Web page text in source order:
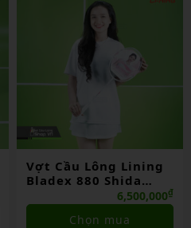
Vợt Cầu Lông Lining
Bladex 880 Shida
6,500,000₫
Chọn mua